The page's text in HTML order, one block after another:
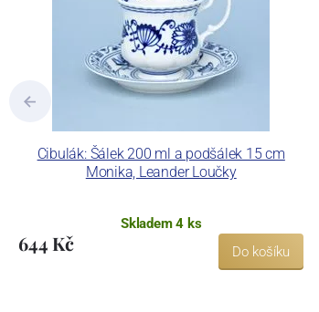
Cibulák: Šálek 200 ml a podšálek 15 cm
Monika, Leander Loučky
Skladem 4 ks
644 Kč Do košíku